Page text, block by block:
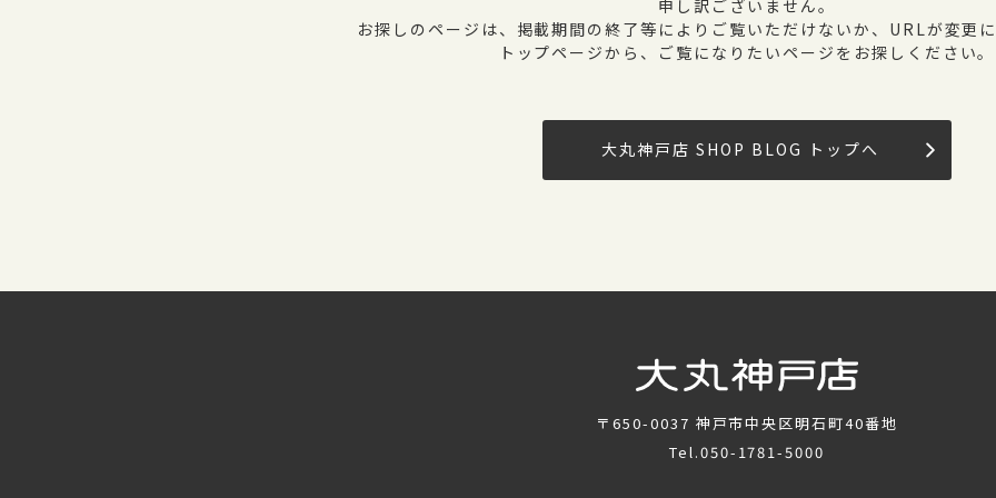
申し訳ございません。
お探しのページは、掲載期間の終了等によりご覧いただけないか、URLが変更に
トップページから、ご覧になりたいページをお探しください。
大丸神戸店 SHOP BLOG トップへ
〒650-0037 神戸市中央区明石町40番地
Tel.050-1781-5000